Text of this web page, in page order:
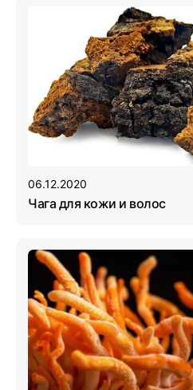
06.12.2020
Чага для кожи и волоc